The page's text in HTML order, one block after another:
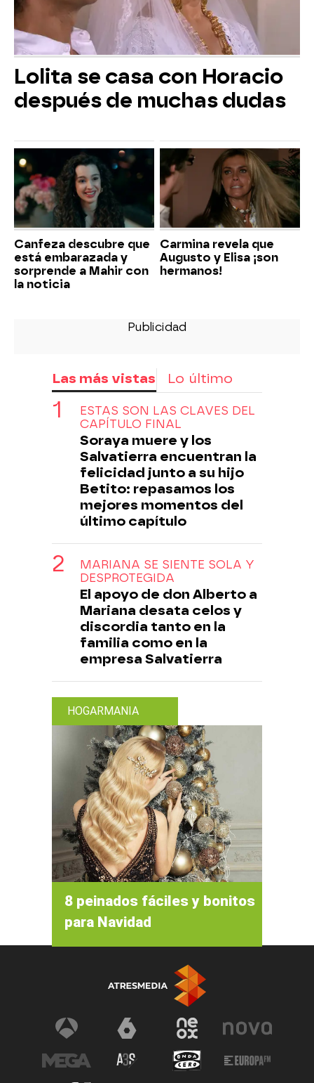
Lolita se casa con Horacio
después de muchas dudas
Canfeza descubre que
está embarazada y
sorprende a Mahir con
la noticia
Carmina revela que
Augusto y Elisa ¡son
hermanos!
Las más vistas Lo último
ESTAS SON LAS CLAVES DEL
CAPÍTULO FINAL
Soraya muere y los
Salvatierra encuentran la
felicidad junto a su hijo
Betito: repasamos los
mejores momentos del
último capítulo
MARIANA SE SIENTE SOLA Y
DESPROTEGIDA
El apoyo de don Alberto a
Mariana desata celos y
discordia tanto en la
familia como en la
empresa Salvatierra
HOGARMANIA
8 peinados fáciles y bonitos
para Navidad